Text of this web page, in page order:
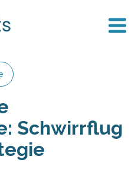
Schwirrflug